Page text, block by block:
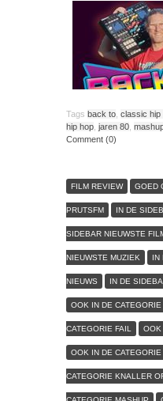
Tags back to classic hip
hip hop jaren 80
Comment (0)
FILM REVIEW GOED
PRUTSFM IN DE
SIDEBAR NIEUWSTE
NIEUWSTE MUZIEK IN
NIEUWS IN DE
OOK IN DE
CATEGORIE FAIL OOK
OOK IN DE CATEGORIE
CATEGORIE KNALLER